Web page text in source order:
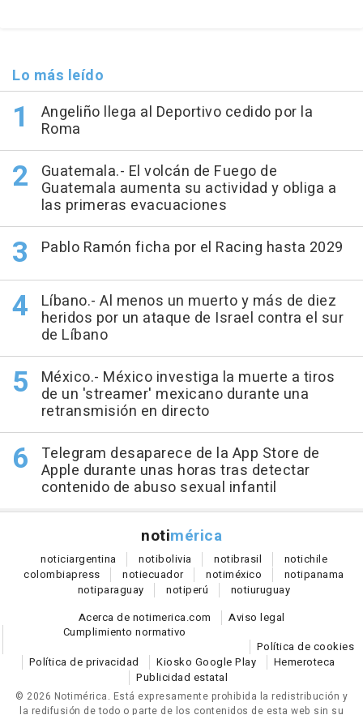
Lo más leído
Angeliño llega al Deportivo cedido por la
Roma
Guatemala.- El volcán de Fuego de
Guatemala aumenta su actividad y obliga a
las primeras evacuaciones
Pablo Ramón ficha por el Racing hasta 2029
Líbano.- Al menos un muerto y más de diez
heridos por un ataque de Israel contra el sur
de Líbano
México.- México investiga la muerte a tiros
de un 'streamer' mexicano durante una
retransmisión en directo
Telegram desaparece de la App Store de
Apple durante unas horas tras detectar
contenido de abuso sexual infantil
notimérica
noticiargentina notibolivia notibrasil notichile
colombiapress notiecuador notiméxico notipanama
notiparaguay notiperú notiuruguay
Acerca de notimerica.com
Aviso legal
Cumplimiento normativo
Política de cookies
Política de privacidad
Kiosko Google Play
Hemeroteca
Publicidad estatal
© 2026 Notimérica. Está expresamente prohibida la redistribución y
la redifusión de todo o parte de los contenidos de esta web sin su